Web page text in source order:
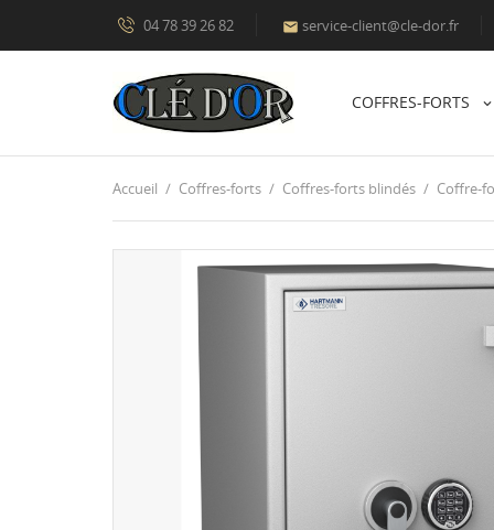
04 78 39 26 82  service-client@cle-dor.fr
COFFRES-FORTS
Accueil Coffres-forts Coffres-forts blindés Coffre-